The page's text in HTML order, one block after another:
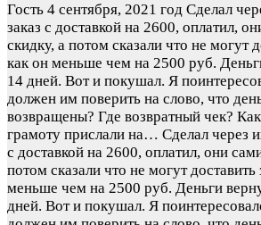
Гость 4 сентября, 2021 год Cделал
заказ с доставкой на 2600, оплатил,
скидку, а потом сказали что не могут
как он меньше чем на 2500 руб.
14 дней. Вот и покушал. Я
должен им поверить на слово, что
возвращены? Где возвратный чек?
грамоту прислали на… Cделал через
с доставкой на 2600, оплатил, они
потом сказали что не могут доставить
меньше чем на 2500 руб. Деньги
дней. Вот и покушал. Я